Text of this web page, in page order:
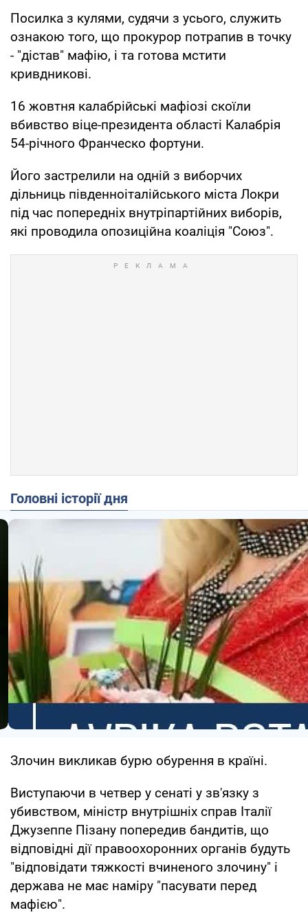
Посилка з кулями, судячи з усього, служить
ознакою того, що прокурор потрапив в точку
- "дістав" мафію, і та готова мстити
кривдникові.
16 жовтня калабрійські мафіозі скоїли
вбивство віце-президента області Калабрія
54-річного Франческо фортуни.
Його застрелили на одній з виборчих
дільниць південноіталійського міста Локри
під час попередніх внутріпартійних виборів,
які проводила опозиційна коаліція "Союз".
Головні історії дня
Злочин викликав бурю обурення в країні.
Виступаючи в четвер у сенаті у зв'язку з
убивством, міністр внутрішніх справ Італії
Джузеппе Пізану попередив бандитів, що
відповідні дії правоохоронних органів будуть
"відповідати тяжкості вчиненого злочину" і
держава не має наміру "пасувати перед
мафією".